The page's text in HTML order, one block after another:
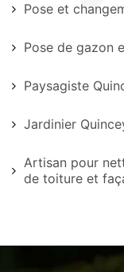
Pose et
Pose de gazon
Paysagiste
Jardinier
Artisan pour
de toiture et